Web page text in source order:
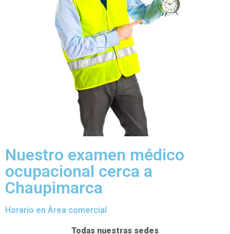
Nuestro examen médico
ocupacional cerca a
Chaupimarca
Horario en Área comercial
Todas nuestras sedes